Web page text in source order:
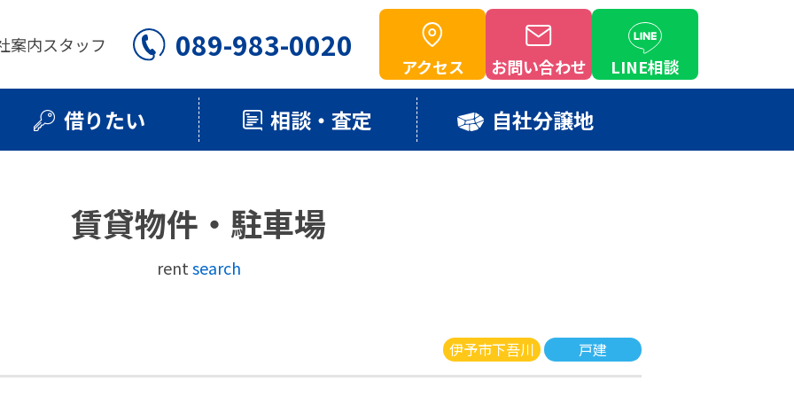
案内スタッフ 089-983-0020
アクセス お問い合わせ LINE相談
借りたい 相談・査定 自社分譲地
賃貸物件・駐車場
rentsearch
伊予市下吾川 戸建